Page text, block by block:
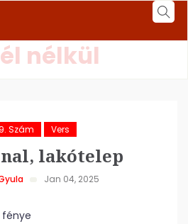
nélkül
Szám Vers
lakótelep
Jan 04, 2025
fénye